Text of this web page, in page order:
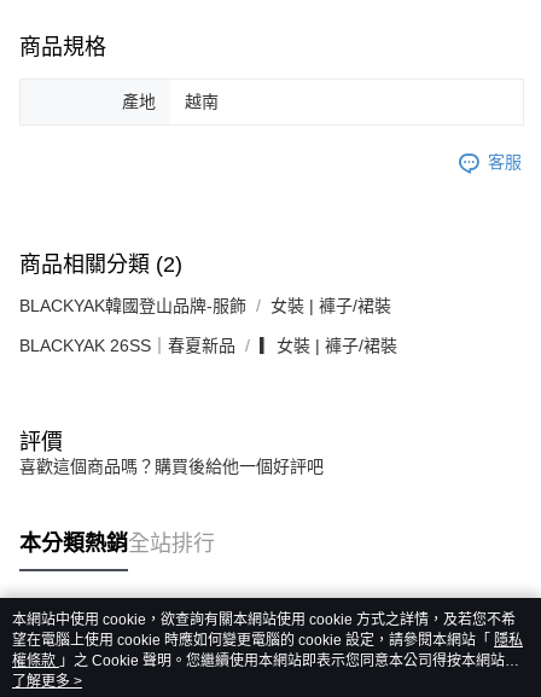
商品規格
產地 越南
客服
商品相關分類 (2)
BLACKYAK韓國登山品牌-服飾 女裝 | 褲子/裙裝
BLACKYAK 26SS｜春夏新品 ▎女裝 | 褲子/裙裝
評價
喜歡這個商品嗎？購買後給他一個好評吧
本分類熱銷全站排行
熱門標籤
本網站中使用 cookie，欲查詢有關本網站使用 cookie 方式之詳情，及若您不希
望在電腦上使用 cookie 時應如何變更電腦的 cookie 設定，請參閱本網站「 隱私
權條款 」之 Cookie 聲明。您繼續使用本網站即表示您同意本公司得按本網站使
用條款之 Cookie 聲明使用 cookie。
了解更多 >